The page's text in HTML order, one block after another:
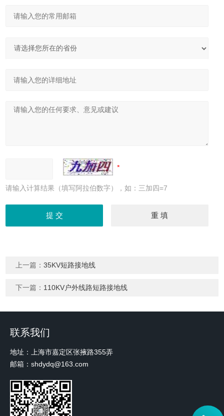
请输入计算结果（填写阿拉伯数字），如：三加四=7
上一篇：35KV短路接地线
下一篇： 110KV户外线路短路接地线
联系我们
地址：上海市嘉定区张掖路355弄
邮箱：shdydq@163.com